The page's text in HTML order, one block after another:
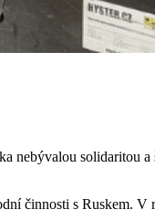
nebývalou solidaritou
činnosti s Ruskem.